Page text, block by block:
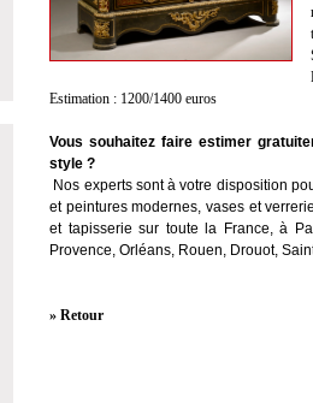
Estimation : 1200/1400 euros
Vous souhaitez faire estimer
style ?
Nos experts sont à votre disposition
et peintures modernes, vases et
et tapisserie sur toute la France, à
Provence, Orléans, Rouen, Drouot,
» Retour